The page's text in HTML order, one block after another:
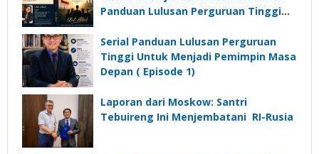
Panduan Lulusan Perguruan Tinggi
Depan”?
Serial Panduan Lulusan Perguruan
Tinggi Untuk Menjadi Pemimpin Masa
Depan ( Episode 1)
Laporan dari Moskow: Santri
Tebuireng Ini Menjembatani RI-Rusia